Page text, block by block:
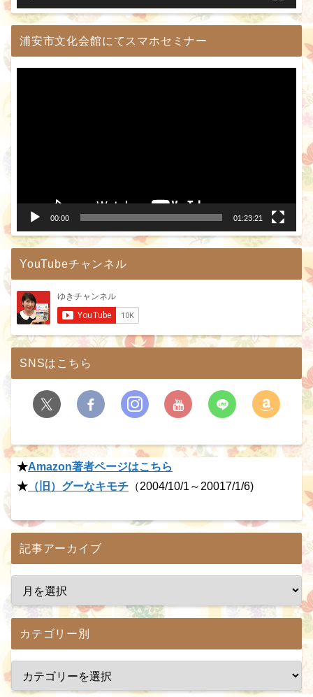
浦安市文化会館にてスマホセミナー
00:00 01:23:21
YouTubeチャンネル
SNSはこちら
★Amazon著者ページはこちら
★ （旧）グーなキモチ （2004/10/1～20017/1/6)
記事アーカイブ
カテゴリー別